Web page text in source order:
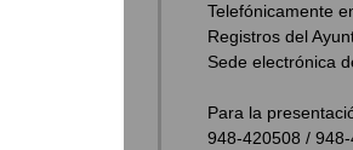
Telefónicamente
Registros del
Sede electrónica
Para la
948-420508 / 948-